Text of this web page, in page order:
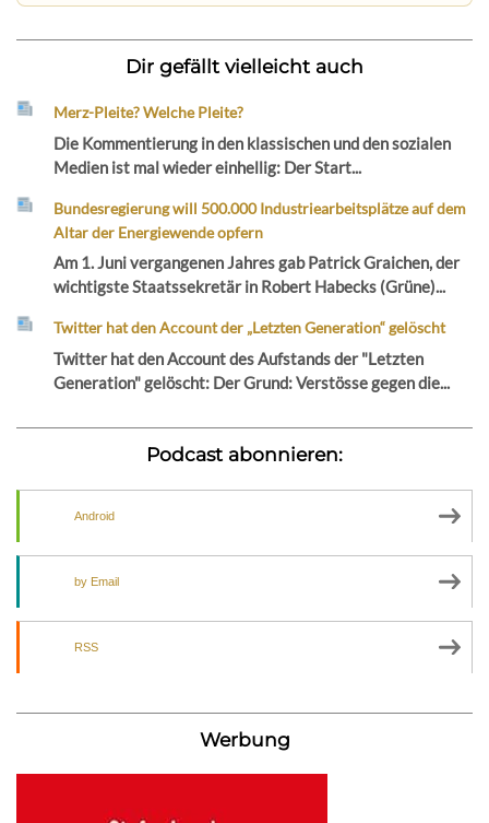
Dir gefällt vielleicht auch
Merz-Pleite? Welche Pleite?
Die Kommentierung in den klassischen und den sozialen
Medien ist mal wieder einhellig: Der Start...
Bundesregierung will 500.000 Industriearbeitsplätze auf dem
Altar der Energiewende opfern
Am 1. Juni vergangenen Jahres gab Patrick Graichen, der
wichtigste Staatssekretär in Robert Habecks (Grüne)...
Twitter hat den Account der „Letzten Generation“ gelöscht
Twitter hat den Account des Aufstands der "Letzten
Generation" gelöscht: Der Grund: Verstösse gegen die...
Podcast abonnieren:
Android
by Email
RSS
Werbung